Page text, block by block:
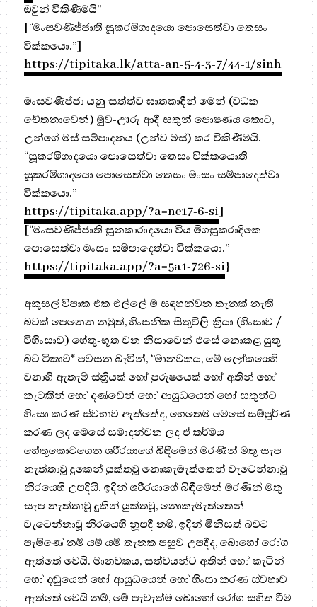
ඔවුන් විකිණීමයි”
[“මංසවණිජ්ජාති සූකරමිගාදයො පොසෙත්වා තෙසං
වික්කයො.”]
https://tipitaka.lk/atta-an-5-4-3-7/44-1/sinh
මංසවණිජ්ජා යනු සත්ත්ව ඝාතකාදීන් මෙන් (වධක
චේතනාවෙන්) මුව-ඌරු ආදී සතුන් පොෂණය කොට,
උන්ගේ මස් සම්පාදනය (උන්ව මස්) කර විකිණීමයි.
“සූකරමිගාදයො පොසෙත්වා තෙසං වික්කයොති
සූකරමිගාදයො පොසෙත්වා තෙසං මංසං සම්පාදෙත්වා
වික්කයො.”
https://tipitaka.app/?a=ne17-6-si]
[“මංසවණිජ්ජාති සූනකාරාදයො විය මිගසූකරාදිකෙ
පොසෙත්වා මංසං සම්පාදෙත්වා වික්කයො.”
https://tipitaka.app/?a=5a1-726-si}
අකුසල් විපාක එක එල්ලේ ම සඳහන්වන තැනක් නැති
බවක් පෙනෙන නමුත්, හිංසනික සිතුවිලි-ක්‍රියා (හිංසාව /
විහිංසාව) හේතු-භූත වන නිසාවෙන් එසේ නොකළ යුතු
බව ටීකාව* පවසන බැවින්, “මානවකය, මේ ලෝකයෙහි
වනාහි ඇතැම් ස්ත්‍රියක් හෝ පුරුෂයෙක් හෝ අතින් හෝ
කැටකින් හෝ දණ්ඩෙන් හෝ ආයුධයෙන් හෝ සතුන්ට
හිංසා කරණ ස්වභාව ඇත්තේද, හෙතෙම මෙසේ සම්පූර්ණ
කරණ ලද මෙසේ සමාදන්වන ලද ඒ කර්මය
හේතුකොටගෙන ශරීරයාගේ බිඳීමෙන් මරණින් මතු සැප
නැත්තාවූ දුකෙන් යුක්තවූ නොකැමැත්තෙන් වැටෙන්නාවූ
නිරයෙහි උපදියි. ඉදින් ශරීරයාගේ බිඳීමෙන් මරණින් මතු
සැප නැත්තාවූ දුකින් යුක්තවූ, නොකැමැත්තෙන්
වැටෙන්නාවූ නිරයෙහි නූපදී නම්, ඉදින් මිනිසත් බවට
පැමිණේ නම් යම් යම් තැනක පසුව උපදීද, බොහෝ රෝග
ඇත්තේ වෙයි. මානවකය, සත්වයන්ට අතින් හෝ කැටින්
හෝ දඬුයෙන් හෝ ආයුධයෙන් හෝ හිංසා කරණ ස්වභාව
ඇත්තේ වෙයි නම්, මේ පැවැත්ම බොහෝ රෝග සහිත වීම